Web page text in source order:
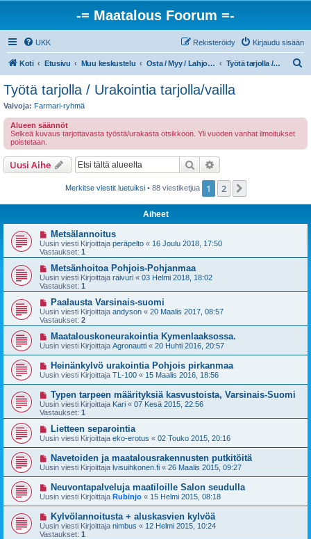
-= Maatalous Foorum =-
UKK Kirjaudu sisään
Rekisteröidy
Koti Etusivu Muu keskustelu Osta / Myy / Lahjoitetaan / Tarjotaan työtä Työtä tarjolla / Urakointia tarjolla/vailla
Työtä tarjolla / Urakointia tarjolla/vailla
Valvoja: Farmari-ryhmä
Alueen säännöt
Selkeä kuvaus tarjottavasta työstä/urakasta otsikkoon. Yli vuoden vanhat ilmoitukset
poistetaan.
Uusi Aihe Etsi
Merkitse viestit luetuiksi• 88 viestiketjua 1 2
Aiheet
Metsälannoitus
Uusin viesti Kirjoittaja peräpelto « 16 Joulu 2018, 17:50
Vastaukset: 1
Metsänhoitoa Pohjois-Pohjanmaa
Uusin viesti Kirjoittaja raivuri « 03 Helmi 2018, 18:02
Vastaukset: 1
Paalausta Varsinais-suomi
Uusin viesti Kirjoittaja andyson « 20 Maalis 2017, 08:57
Vastaukset: 2
Maatalouskoneurakointia Kymenlaaksossa.
Uusin viesti Kirjoittaja Agronautti « 20 Huhti 2016, 20:57
Heinänkylvö urakointia Pohjois pirkanmaa
Uusin viesti Kirjoittaja TL-100 « 15 Maalis 2016, 18:56
Typen tarpeen määrityksiä kasvustoista, Varsinais-Suomi
Uusin viesti Kirjoittaja Kari « 07 Kesä 2015, 22:56
Vastaukset: 1
Lietteen separointia
Uusin viesti Kirjoittaja eko-erotus « 02 Touko 2015, 20:16
Navetoiden ja maatalousrakennusten putkitöitä
Uusin viesti Kirjoittaja lvisuihkonen.fi « 26 Maalis 2015, 09:27
Neuvontapalveluja maatiloille Salon seudulla
Uusin viesti Kirjoittaja Rubinjo « 15 Helmi 2015, 08:18
Kylvölannoitusta + aluskasvien kylvöä
Uusin viesti Kirjoittaja nimbus « 12 Helmi 2015, 10:24
Vastaukset: 1